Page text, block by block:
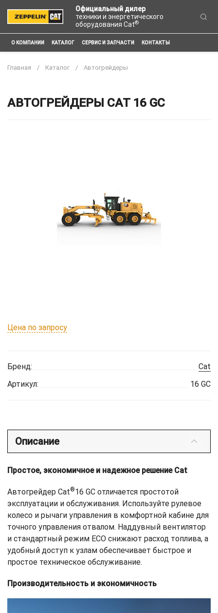
Официальный дилер
техники и энергетического
оборудования Cat®
О КОМПАНИИ КАТАЛОГ СЕРВИС И ЗАПЧАСТИ КОНТАКТЫ
Главная Каталог Автогрейдеры
АВТОГРЕЙДЕРЫ CAT 16 GC
Цена по запросу
Бренд:
Cat
Артикул:
16 GC
Описание
Простое, экономичное и надежное решение Cat
Автогрейдер Cat®16 GC отличается простотой
эксплуатации и обслуживания. Используйте рулевое
колесо и рычаги управления в комфортной кабине для
точного управления отвалом. Наддувный вентилятор
и стандартный режим ECO снижают расход топлива, а
удобный доступ к узлам обеспечивает быстрое и
простое техническое обслуживание.
Производительность и экономичность